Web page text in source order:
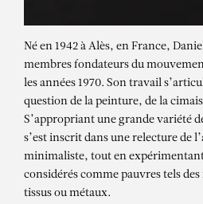
DANIEL
Né en 1942 à Alès, en France,
membres fondateurs du
les années 1970. Son travail
question de la peinture, de la
S’appropriant une grande variété
s’est inscrit dans une relecture de
minimaliste, tout en expérimentant
considérés comme pauvres tels
tissus ou métaux.